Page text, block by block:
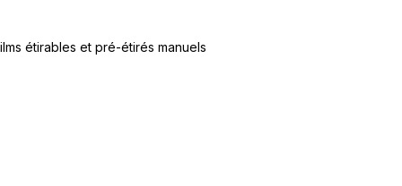
étirables et pré-étirés manuels